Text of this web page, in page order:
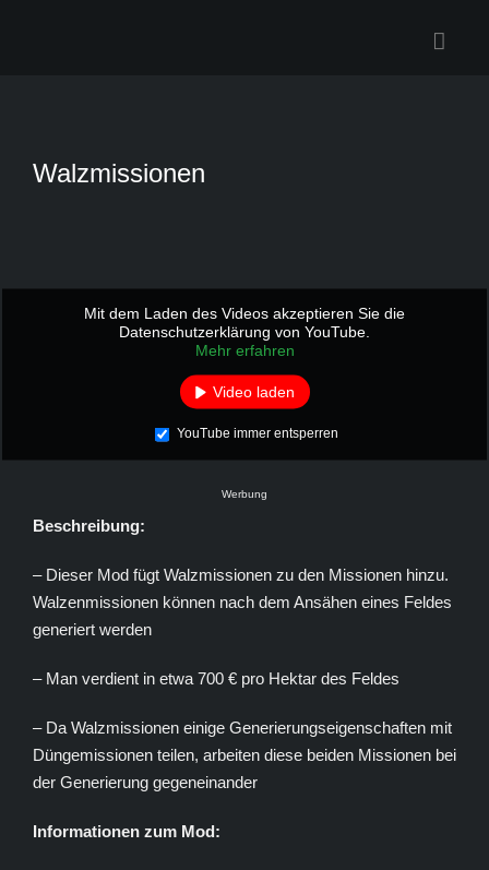
Walzmissionen
Mit dem Laden des Videos akzeptieren Sie die
Datenschutzerklärung von YouTube.
Mehr erfahren
Video laden
YouTube immer entsperren
Werbung
Beschreibung:
– Dieser Mod fügt Walzmissionen zu den Missionen hinzu.
Walzenmissionen können nach dem Ansähen eines Feldes
generiert werden
– Man verdient in etwa 700 € pro Hektar des Feldes
– Da Walzmissionen einige Generierungseigenschaften mit
Düngemissionen teilen, arbeiten diese beiden Missionen bei
der Generierung gegeneinander
Informationen zum Mod: